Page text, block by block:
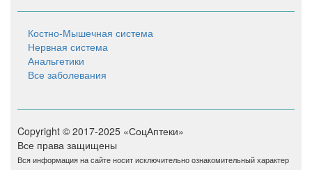
Костно-Мышечная система
Нервная система
Анальгетики
Все заболевания
Copyright © 2017-2025 «СоцАптеки»
Все права защищены
Вся информация на сайте носит исключительно ознакомительный характер